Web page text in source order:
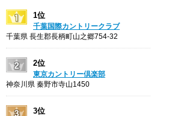
1位
千葉国際カントリークラブ
千葉県 長生郡長柄町山之郷754-32
2位
東京カントリー倶楽部
神奈川県 秦野市寺山1450
3位